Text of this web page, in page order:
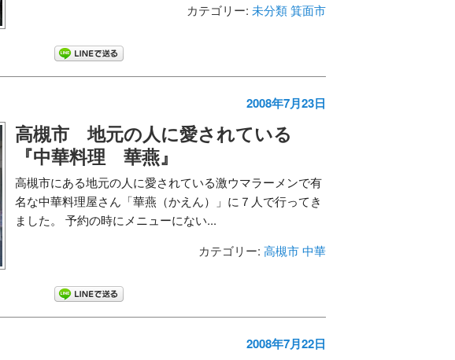
カテゴリー: 未分類 箕面市
2008年7月23日
高槻市 地元の人に愛されている
『中華料理 華燕』
高槻市にある地元の人に愛されている激ウマラーメンで有
名な中華料理屋さん「華燕（かえん）」に７人で行ってき
ました。 予約の時にメニューにない...
カテゴリー: 高槻市 中華
2008年7月22日